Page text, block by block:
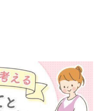
妊婦の感染症対策、知って